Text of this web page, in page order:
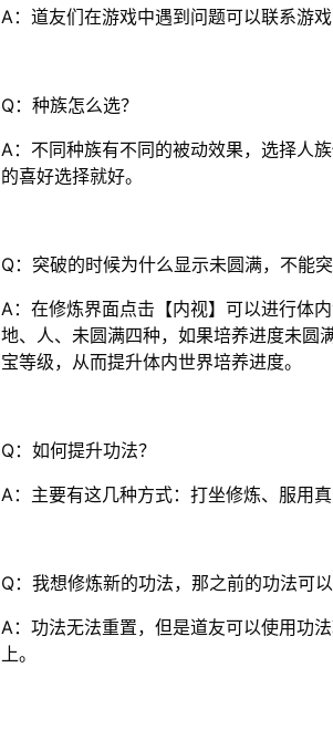
A：道友们在游戏中遇到问题可以联系游
Q：种族怎么选？
A：不同种族有不同的被动效果，选择人
的喜好选择就好。
Q：突破的时候为什么显示未圆满，不能突
A：在修炼界面点击【内视】可以进行体
地、人、未圆满四种，如果培养进度未圆
宝等级，从而提升体内世界培养进度。
Q：如何提升功法？
A：主要有这几种方式：打坐修炼、服用真
Q：我想修炼新的功法，那之前的功法可以
A：功法无法重置，但是道友可以使用功
上。